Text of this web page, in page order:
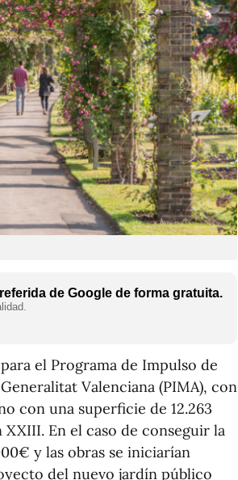
de Google de forma gratuita.
el Programa de Impulso de
Valenciana (PIMA), con
con una superficie de 12.263
En el caso de conseguir la
y las obras se iniciarían
del nuevo jardín público